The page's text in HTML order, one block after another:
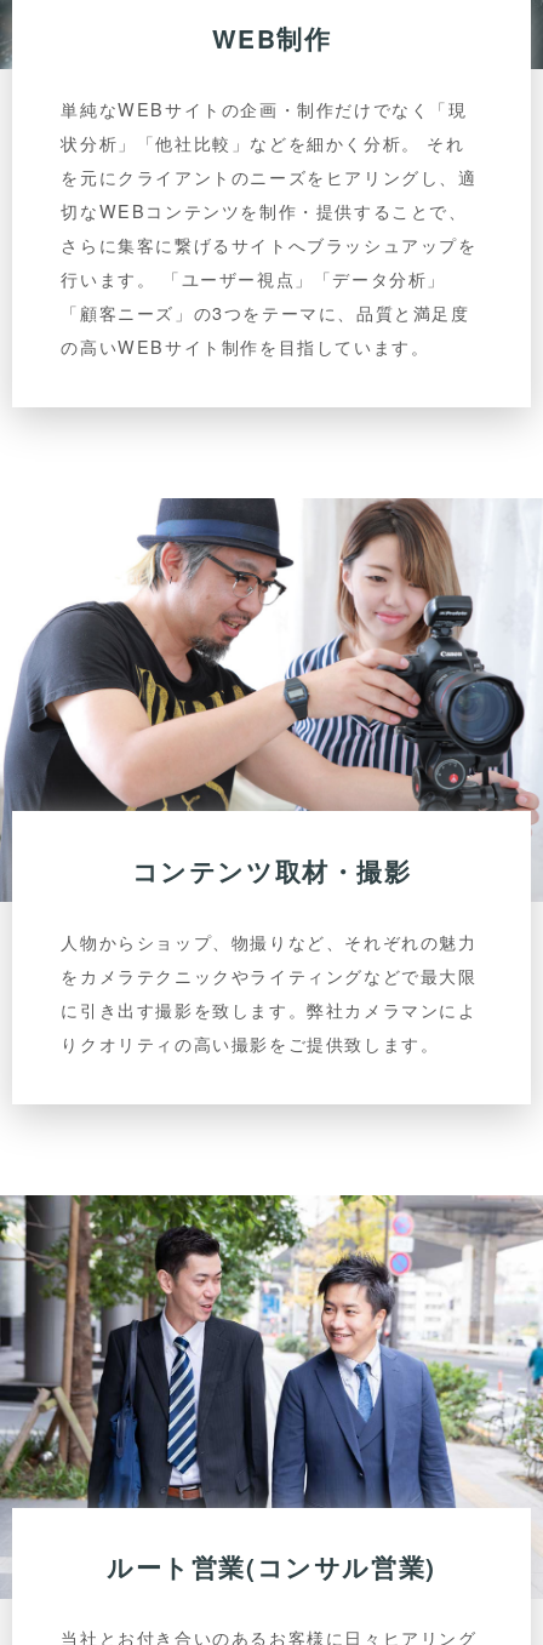
WEB制作
単純なWEBサイトの企画・制作だけでなく「現
状分析」「他社比較」などを細かく分析。 それ
を元にクライアントのニーズをヒアリングし、適
切なWEBコンテンツを制作・提供することで、
さらに集客に繋げるサイトへブラッシュアップを
行います。 「ユーザー視点」「データ分析」
「顧客ニーズ」の3つをテーマに、品質と満足度
の高いWEBサイト制作を目指しています。
コンテンツ取材・撮影
人物からショップ、物撮りなど、それぞれの魅力
をカメラテクニックやライティングなどで最大限
に引き出す撮影を致します。弊社カメラマンによ
りクオリティの高い撮影をご提供致します。
ルート営業(コンサル営業)
当社とお付き合いのあるお客様に日々ヒアリング